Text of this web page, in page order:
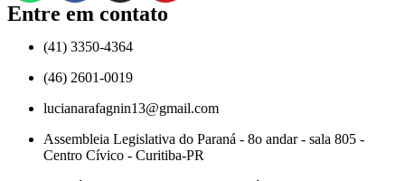
Entre em contato
(41) 3350-4364
(46) 2601-0019
lucianarafagnin13@gmail.com
Assembleia Legislativa do Paraná - 8o andar - sala 805 -
Centro Cívico - Curitiba-PR